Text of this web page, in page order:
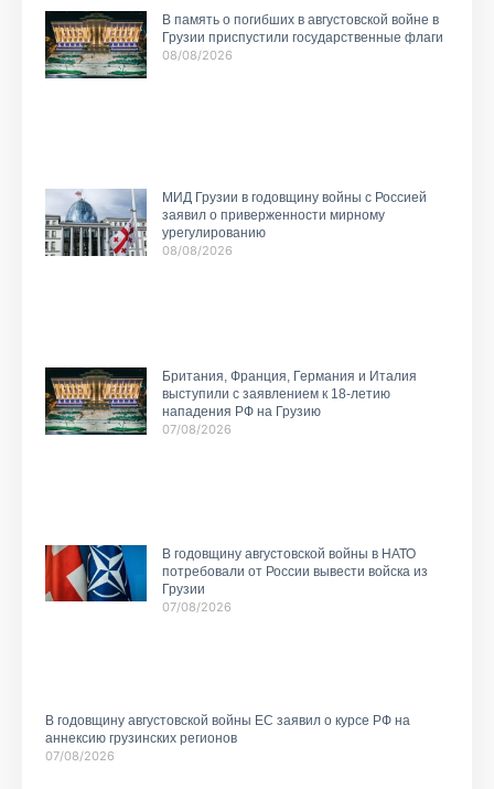
В память о погибших в августовской войне в
Грузии приспустили государственные флаги
08/08/2026
МИД Грузии в годовщину войны с Россией
заявил о приверженности мирному
урегулированию
08/08/2026
Британия, Франция, Германия и Италия
выступили с заявлением к 18-летию
нападения РФ на Грузию
07/08/2026
В годовщину августовской войны в НАТО
потребовали от России вывести войска из
Грузии
07/08/2026
В годовщину августовской войны ЕС заявил о курсе РФ на
аннексию грузинских регионов
07/08/2026